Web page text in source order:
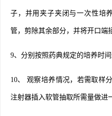
子，并用夹子夹闭与一次性培
管，剪除其余部分，并将开口端
9、分别按照药典规定的培养时间
10、 观察培养情况，若需取样
注射器插入软管抽取所需量做进